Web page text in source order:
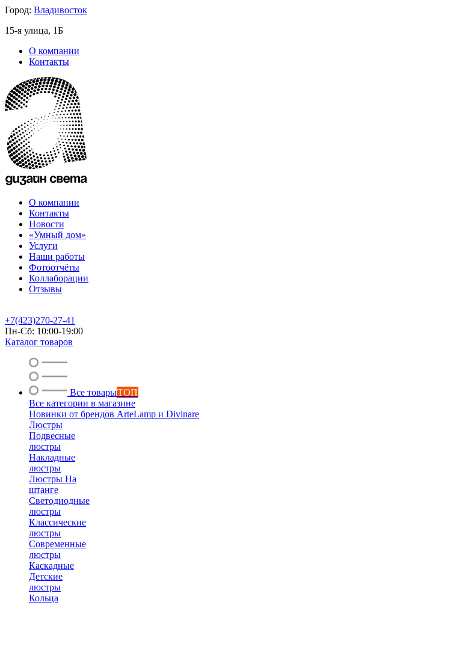
Город: Владивосток
15-я улица, 1Б
О компании
Контакты
О компании
Контакты
Новости
«Умный дом»
Услуги
Наши работы
Фотоотчёты
Коллаборации
Отзывы
+7(423)270-27-41
Пн-Сб: 10:00-19:00
Каталог товаров
Все товарыТОП
Все категории в магазине
Новинки от брендов ArteLamp и Divinare
Люстры
Подвесные
люстры
Накладные
люстры
Люстры На
штанге
Светодиодные
люстры
Классические
люстры
Современные
люстры
Каскадные
Детские
люстры
Кольца